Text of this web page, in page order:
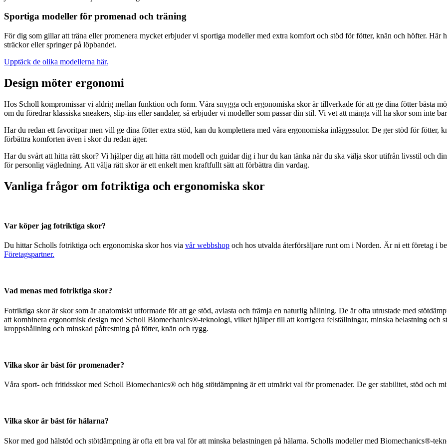
Sportiga modeller för promenad och träning
För dig som gillar att träna eller promenera mycket erbjuder vi sportiga modeller med extra komfort och stöd för fötter, knän och höfter. Här
sträckor eller springer på löpbandet.
Upptäck de olika modellerna här.
Design möter ergonomi
Hos Scholl kompromissar vi aldrig mellan funktion och form. Våra snygga och ergonomiska skor är tillverkade för att ge dina fötter bästa
om du föredrar klassiska sneakers, slip-ins eller sandaler, så erbjuder vi modeller som passar din stil. Vi vet att många vill ha skor som inte
Har du redan ett favoritpar men vill ge dina fötter extra stöd, kan du komplettera med våra ergonomiska inläggssulor. De ger stöd för fötter,
förbättra komforten även i skor du redan äger.
Har du svårt att hitta rätt skor? Vi hjälper dig att hitta rätt modell och guidar dig i hur du kan tänka när du ska välja skor utifrån livsstil och
för personlig vägledning. Att välja rätt skor är ett enkelt men kraftfullt sätt att förbättra din vardag.
Vanliga frågor om fotriktiga och ergonomiska skor
Var köper jag fotriktiga skor?
Du hittar Scholls fotriktiga och ergonomiska skor hos via vår webbshop och hos utvalda återförsäljare runt om i Norden. Är ni ett företag i
Företagspartner.
Vad menas med fotriktiga skor?
Fotriktiga skor är skor som är anatomiskt utformade för att ge stöd, avlasta och främja en naturlig hållning. De är ofta utrustade med
att kombinera ergonomisk design med Scholl Biomechanics®-teknologi, vilket hjälper till att korrigera felställningar, minska belastning och
kroppshållning och minskad påfrestning på fötter, knän och rygg.
Vilka skor är bäst för promenader?
Våra sport- och fritidsskor med Scholl Biomechanics® och hög stötdämpning är ett utmärkt val för promenader. De ger stabilitet, stöd och
Vilka skor är bäst för hälarna?
Skor med god hälstöd och stötdämpning är ofta ett bra val för att minska belastningen på hälarna. Scholls modeller med Biomechanics®-